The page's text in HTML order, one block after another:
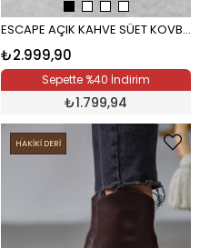
ESCAPE AÇIK KAHVE SÜET KOVBOY KAHVE
₺2.999,90
Sepette %40 İndirim
₺1.799,94
HAKİKİ DERİ